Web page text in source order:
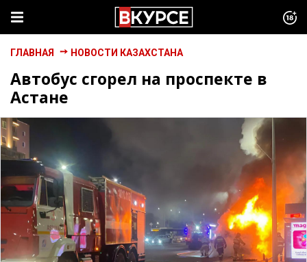
ГЛАВНАЯ НОВОСТИ КАЗАХСТАНА
Автобус сгорел на проспекте в
Астане